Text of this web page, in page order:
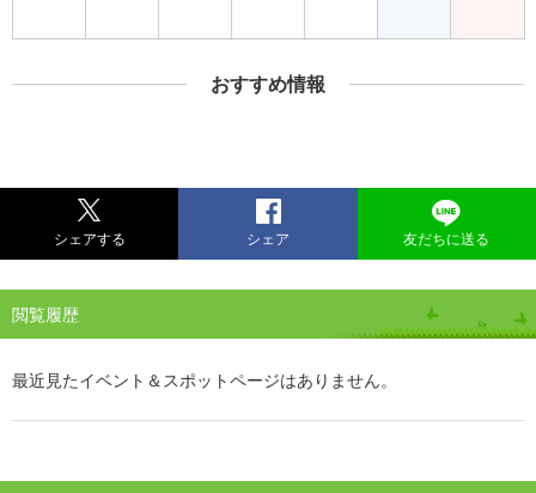
おすすめ情報
シェアする シェア 友だちに送る
閲覧履歴
最近見たイベント＆スポットページはありません。